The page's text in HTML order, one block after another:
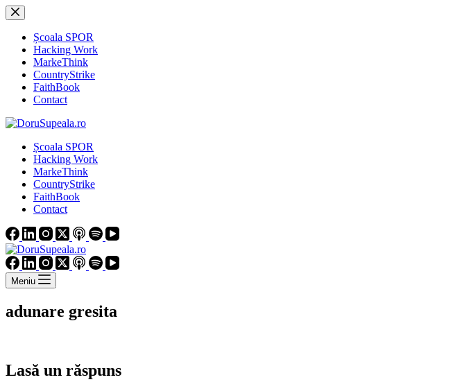
Sari
la
conținutȘcoala SPOR
Hacking Work
MarkeThink
CountryStrike
FaithBook
Contact
Școala SPOR
Hacking Work
MarkeThink
CountryStrike
FaithBook
Contact
Meniu
adunare gresita
Lasă un răspuns